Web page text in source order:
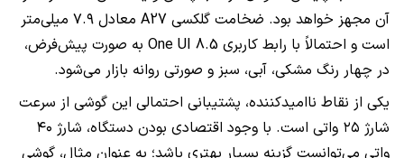
آن مجهز خواهد بود. ضخامت گلکسی A27 معادل ۷.۹ میلی‌متر
است و احتمالاً با رابط کاربری One UI 8.5 به صورت پیش‌فرض،
در چهار رنگ مشکی، آبی، سبز و صورتی روانه بازار می‌شود.
یکی از نقاط ناامیدکننده، پشتیبانی احتمالی این گوشی از سرعت
شارژ ۲۵ واتی است. با وجود اقتصادی بودن دستگاه، شارژ ۴۰
واتی می‌توانست گزینه بسیار بهتری باشد؛ به عنوان مثال، گوشی